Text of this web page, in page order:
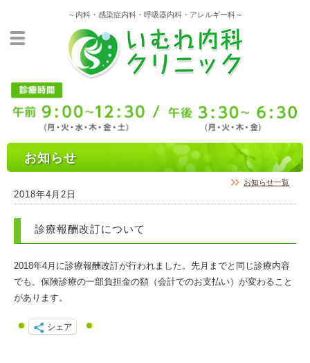
～内科・感染症内科・呼吸器内科・アレルギー科～
お知らせ
お知らせ一覧
2018年4月2日
診療報酬改訂について
2018年4月に診療報酬改訂が行われました。先月までと同じ診療内容
でも、保険診療の一部負担金の額（会計でのお支払い）が変わること
があります。
シェア